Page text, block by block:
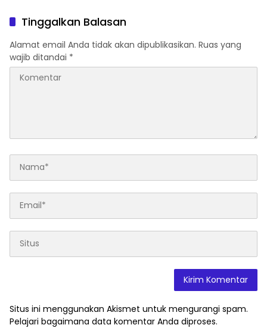
Tinggalkan Balasan
Alamat email Anda tidak akan dipublikasikan. Ruas yang
wajib ditandai *
Situs ini menggunakan Akismet untuk mengurangi spam.
Pelajari bagaimana data komentar Anda diproses.